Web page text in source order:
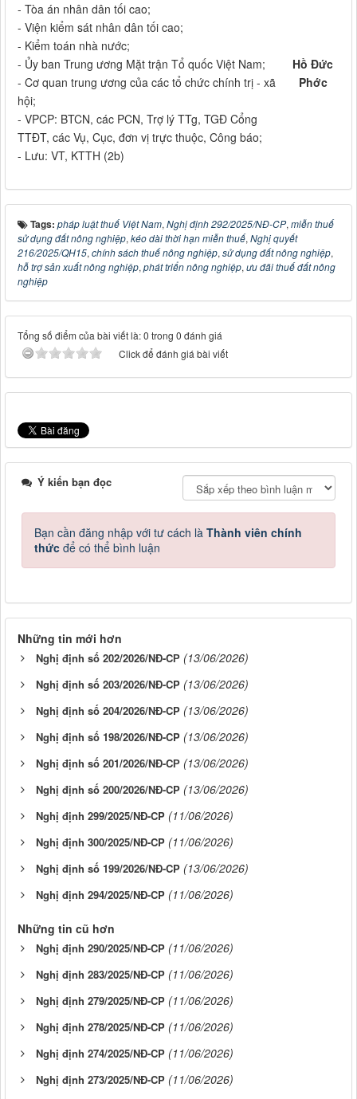
- Tòa án nhân dân tối cao;
- Viện kiểm sát nhân dân tối cao;
- Kiểm toán nhà nước;
- Ủy ban Trung ương Mặt trận Tổ quốc Việt Nam;
- Cơ quan trung ương của các tổ chức chính trị - xã
hội;
- VPCP: BTCN, các PCN, Trợ lý TTg, TGĐ Cổng
TTĐT, các Vụ, Cục, đơn vị trực thuộc, Công báo;
- Lưu: VT, KTTH (2b)
Hồ Đức
Phớc
Tags: pháp luật thuế Việt Nam, Nghị định 292/2025/NĐ-CP, miễn thuế
sử dụng đất nông nghiệp, kéo dài thời hạn miễn thuế, Nghị quyết
216/2025/QH15, chính sách thuế nông nghiệp, sử dụng đất nông nghiệp,
hỗ trợ sản xuất nông nghiệp, phát triển nông nghiệp, ưu đãi thuế đất nông
nghiệp
Tổng số điểm của bài viết là: 0 trong 0 đánh giá
Click để đánh giá bài viết
Ý kiến bạn đọc
Bạn cần đăng nhập với tư cách là Thành viên chính
thức để có thể bình luận
Những tin mới hơn
Nghị định số 202/2026/NĐ-CР (13/06/2026)
Nghị định số 203/2026/NĐ-CP (13/06/2026)
Nghị định số 204/2026/NĐ-CP (13/06/2026)
Nghị định số 198/2026/NĐ-CP (13/06/2026)
Nghị định số 201/2026/NĐ-CР (13/06/2026)
Nghị định số 200/2026/NĐ-CP (13/06/2026)
Nghị định 299/2025/NĐ-CP (11/06/2026)
Nghị định 300/2025/NĐ-CP (11/06/2026)
Nghị định số 199/2026/NĐ-CP (13/06/2026)
Nghị định 294/2025/NĐ-CP (11/06/2026)
Những tin cũ hơn
Nghị định 290/2025/NĐ-CP (11/06/2026)
Nghị định 283/2025/NĐ-CP (11/06/2026)
Nghị định 279/2025/NĐ-CP (11/06/2026)
Nghị định 278/2025/NĐ-CP (11/06/2026)
Nghị định 274/2025/NĐ-CP (11/06/2026)
Nghị định 273/2025/NĐ-CP (11/06/2026)